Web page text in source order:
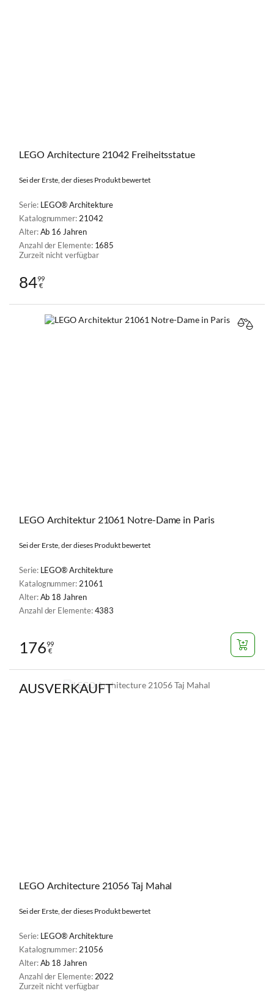
LEGO Architecture 21042 Freiheitsstatue
Sei der Erste, der dieses Produkt bewertet
Serie: LEGO® Architekture
Katalognummer: 21042
Alter:Ab 16 Jahren
Anzahl der Elemente: 1685
Zurzeit nicht verfügbar
8499
€
LEGO Architektur 21061 Notre-Dame in Paris
Sei der Erste, der dieses Produkt bewertet
Serie: LEGO® Architekture
Katalognummer:21061
Alter:Ab 18 Jahren
Anzahl der Elemente:4383
17699
€
AUSVERKAUFT
LEGO Architecture 21056 Taj Mahal
Sei der Erste, der dieses Produkt bewertet
Serie: LEGO® Architekture
Katalognummer: 21056
Alter:Ab 18 Jahren
Anzahl der Elemente: 2022
Zurzeit nicht verfügbar